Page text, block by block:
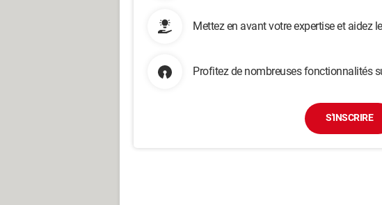
Mettez en avant votre expertise et aidez
Profitez de nombreuses fonctionnalités
S'INSCRIRE